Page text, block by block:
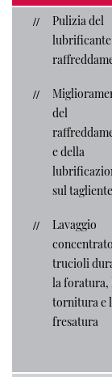
Pulizia del
del
e della
sul tagliente
Lavaggio
trucioli
la foratura,
tornitura e
fresatura